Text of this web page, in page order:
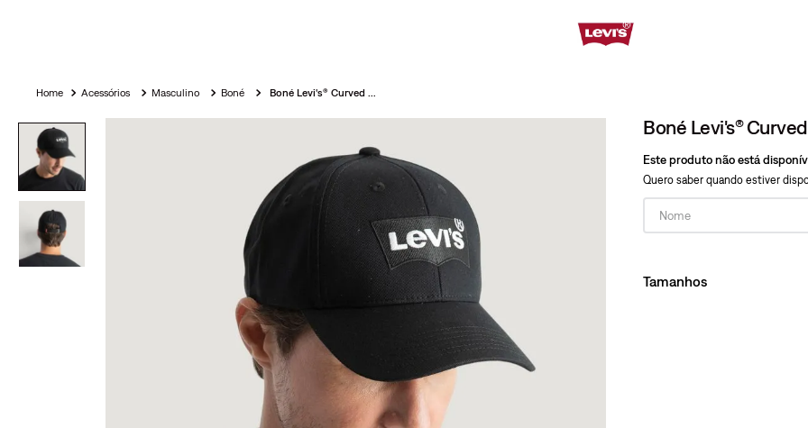
Acessórios Masculino Boné Boné Levi's® Curved Lazy Preto
Boné Levi's®
Este produto não está
Quero saber quando estiver
Tamanhos